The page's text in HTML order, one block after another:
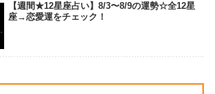
【週間★12星座占い】8/3〜8/9の運勢☆全12星
座→恋愛運をチェック！